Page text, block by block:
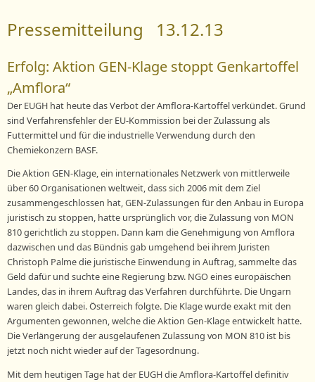
Pressemitteilung 13.12.13
Erfolg: Aktion GEN-Klage stoppt Genkartoffel
„Amflora“
Der EUGH hat heute das Verbot der Amflora-Kartoffel verkündet. Grund
sind Verfahrensfehler der EU-Kommission bei der Zulassung als
Futtermittel und für die industrielle Verwendung durch den
Chemiekonzern BASF.
Die Aktion GEN-Klage, ein internationales Netzwerk von mittlerweile
über 60 Organisationen weltweit, dass sich 2006 mit dem Ziel
zusammengeschlossen hat, GEN-Zulassungen für den Anbau in Europa
juristisch zu stoppen, hatte ursprünglich vor, die Zulassung von MON
810 gerichtlich zu stoppen. Dann kam die Genehmigung von Amflora
dazwischen und das Bündnis gab umgehend bei ihrem Juristen
Christoph Palme die juristische Einwendung in Auftrag, sammelte das
Geld dafür und suchte eine Regierung bzw. NGO eines europäischen
Landes, das in ihrem Auftrag das Verfahren durchführte. Die Ungarn
waren gleich dabei. Österreich folgte. Die Klage wurde exakt mit den
Argumenten gewonnen, welche die Aktion Gen-Klage entwickelt hatte.
Die Verlängerung der ausgelaufenen Zulassung von MON 810 ist bis
jetzt noch nicht wieder auf der Tagesordnung.
Mit dem heutigen Tage hat der EUGH die Amflora-Kartoffel definitiv